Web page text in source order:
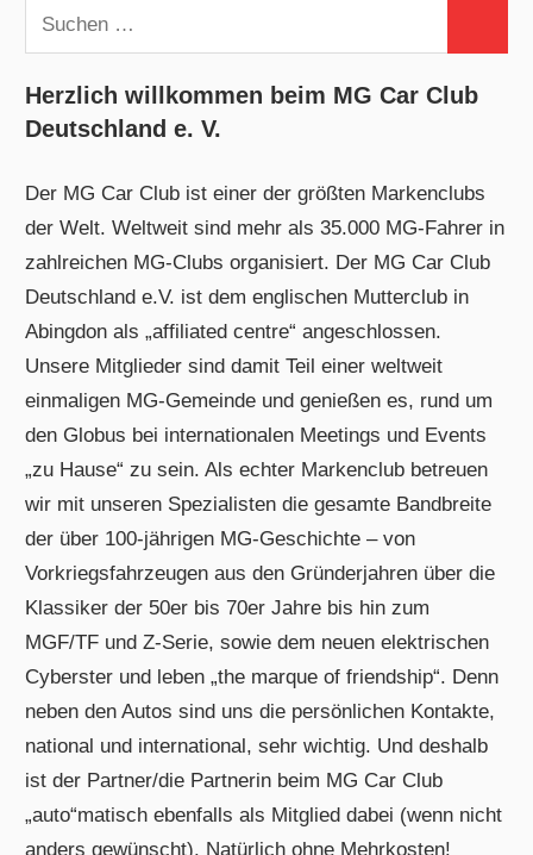
Suchen
nach:
Herzlich willkommen beim MG Car Club
Deutschland e. V.
Der MG Car Club ist einer der größten Markenclubs
der Welt. Weltweit sind mehr als 35.000 MG-Fahrer in
zahlreichen MG-Clubs organisiert. Der MG Car Club
Deutschland e.V. ist dem englischen Mutterclub in
Abingdon als „affiliated centre“ angeschlossen.
Unsere Mitglieder sind damit Teil einer weltweit
einmaligen MG-Gemeinde und genießen es, rund um
den Globus bei internationalen Meetings und Events
„zu Hause“ zu sein. Als echter Markenclub betreuen
wir mit unseren Spezialisten die gesamte Bandbreite
der über 100-jährigen MG-Geschichte – von
Vorkriegsfahrzeugen aus den Gründerjahren über die
Klassiker der 50er bis 70er Jahre bis hin zum
MGF/TF und Z-Serie, sowie dem neuen elektrischen
Cyberster und leben „the marque of friendship“. Denn
neben den Autos sind uns die persönlichen Kontakte,
national und international, sehr wichtig. Und deshalb
ist der Partner/die Partnerin beim MG Car Club
„auto“matisch ebenfalls als Mitglied dabei (wenn nicht
anders gewünscht). Natürlich ohne Mehrkosten!